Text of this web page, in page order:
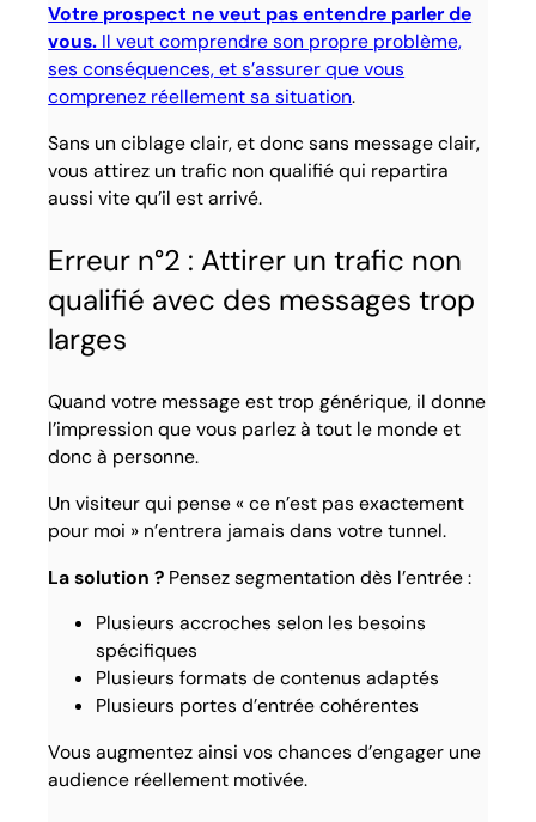
Votre prospect ne veut pas entendre parler de
vous. Il veut comprendre son propre problème,
ses conséquences, et s’assurer que vous
comprenez réellement sa situation.
Sans un ciblage clair, et donc sans message clair,
vous attirez un trafic non qualifié qui repartira
aussi vite qu’il est arrivé.
Erreur n°2 : Attirer un trafic non
qualifié avec des messages trop
larges
Quand votre message est trop générique, il donne
l’impression que vous parlez à tout le monde et
donc à personne.
Un visiteur qui pense « ce n’est pas exactement
pour moi » n’entrera jamais dans votre tunnel.
La solution ? Pensez segmentation dès l’entrée :
Plusieurs accroches selon les besoins
spécifiques
Plusieurs formats de contenus adaptés
Plusieurs portes d’entrée cohérentes
Vous augmentez ainsi vos chances d’engager une
audience réellement motivée.